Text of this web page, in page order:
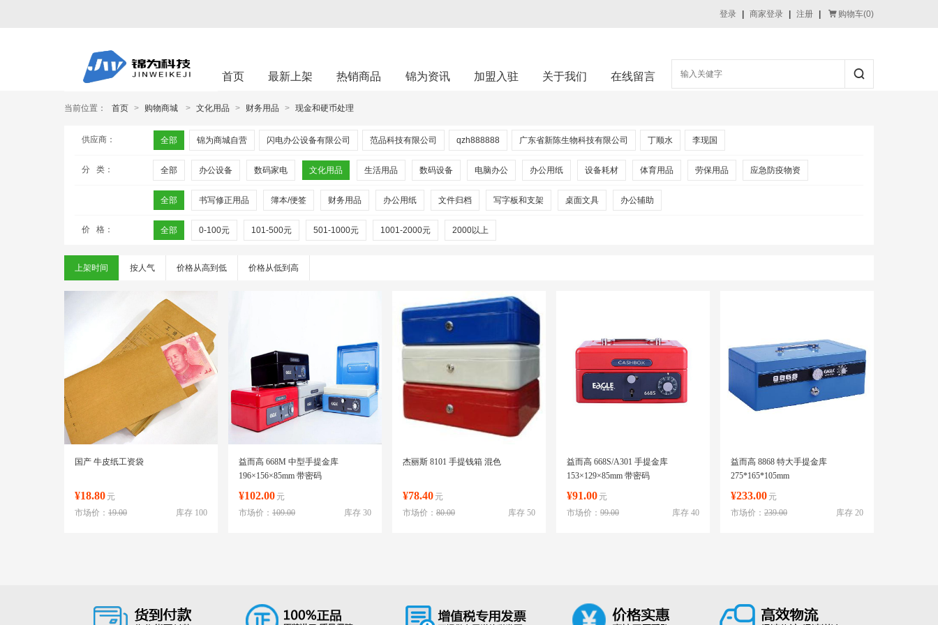
登录 商家登录 注册 购物车(0)
首页 最新上架 热销商品 锦为资讯 加盟入驻 关于我们 在线留言
当前位置： 首页 > 购物商城 > 文化用品 > 财务用品 > 现金和硬币处理
供应商： 全部 锦为商城自营 闪电办公设备有限公司 范品科技有限公司 qzh888888 广东省新陈生物科技有限公司 丁顺水 李现国
分 类： 全部 办公设备 数码家电 文化用品 生活用品 数码设备 电脑办公 办公用纸 设备耗材 体育用品 劳保用品 应急防疫物资
全部 书写修正用品 簿本/便签 财务用品 办公用纸 文件归档 写字板和支架 桌面文具 办公辅助
价 格： 全部 0-100元 101-500元 501-1000元 1001-2000元 2000以上
上架时间 按人气 价格从高到低 价格从低到高
国产 牛皮纸工资袋
¥18.80 元
库存 100
市场价： 19.00
益而高 668M 中型手提金库
196×156×85mm 带密码
¥102.00 元
库存 30
市场价： 109.00
杰丽斯 8101 手提钱箱 混色
¥78.40 元
库存 50
市场价： 80.00
益而高 668S/A301 手提金库
153×129×85mm 带密码
¥91.00 元
库存 40
市场价： 99.00
益而高 8868 特大手提金库
275*165*105mm
¥233.00 元
库存 20
市场价： 239.00